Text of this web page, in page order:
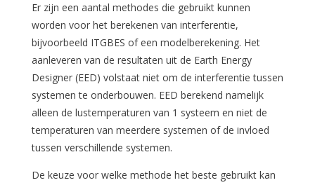
Er zijn een aantal methodes die gebruikt kunnen
worden voor het berekenen van interferentie,
bijvoorbeeld ITGBES of een modelberekening. Het
aanleveren van de resultaten uit de Earth Energy
Designer (EED) volstaat niet om de interferentie tussen
systemen te onderbouwen. EED berekend namelijk
alleen de lustemperaturen van 1 systeem en niet de
temperaturen van meerdere systemen of de invloed
tussen verschillende systemen.
De keuze voor welke methode het beste gebruikt kan